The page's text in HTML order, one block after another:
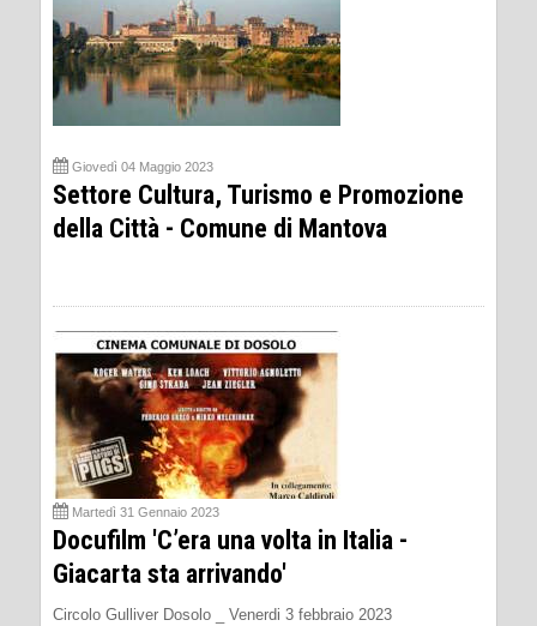
Giovedì 04 Maggio 2023
Settore Cultura, Turismo e Promozione
della Città - Comune di Mantova
Martedì 31 Gennaio 2023
Docufilm 'C’era una volta in Italia -
Giacarta sta arrivando'
Circolo Gulliver Dosolo _ Venerdi 3 febbraio 2023